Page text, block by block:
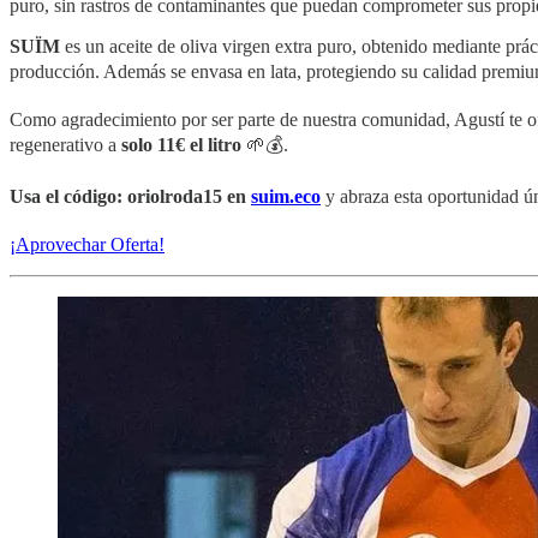
puro, sin rastros de contaminantes que puedan comprometer sus
SUÏM es un aceite de oliva virgen extra puro, obtenido mediante
producción. Además se envasa en lata, protegiendo su calidad
Como agradecimiento por ser parte de nuestra comunidad, Agustí te
regenerativo a solo 11€ el litro 🌱💰.
Usa el código: oriolroda15 en suim.eco y abraza esta oportunidad
¡Aprovechar Oferta!